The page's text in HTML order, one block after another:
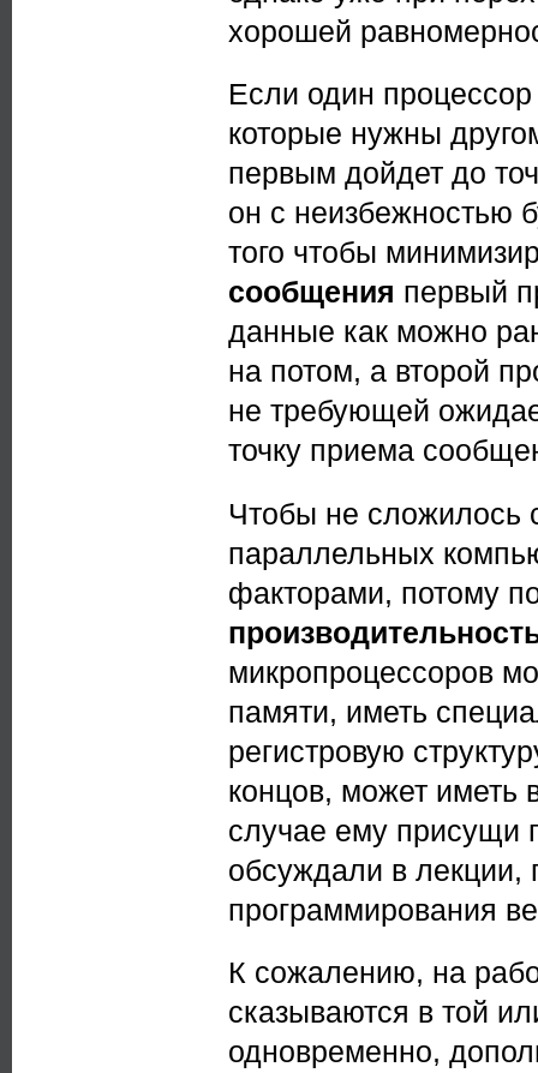
хорошей
Если один
которые нужны
первым дойдет до
он с неизбежностью
того чтобы
сообщения первый
данные как можно
на потом, а второй
не требующей
точку приема
Чтобы не сложилось
параллельных
факторами, потому
микропроцессоров
памяти, иметь
регистровую
концов, может иметь
случае ему присущи
обсуждали в лекции,
программирования
К сожалению, на
сказываются в той
одновременно,